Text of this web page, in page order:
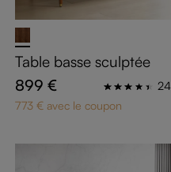
Table basse sculptée
899 €
24
773 € avec le coupon